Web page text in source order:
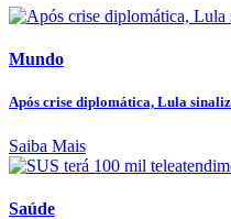
Mundo
Após crise diplomática, Lula
Saiba Mais
Saúde